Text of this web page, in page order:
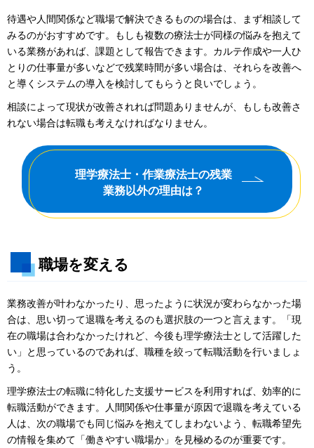
待遇や人間関係など職場で解決できるものの場合は、まず相談して
みるのがおすすめです。もしも複数の療法士が同様の悩みを抱えて
いる業務があれば、課題として報告できます。カルテ作成や一人ひ
とりの仕事量が多いなどで残業時間が多い場合は、それらを改善へ
と導くシステムの導入を検討してもらうと良いでしょう。
相談によって現状が改善されれば問題ありませんが、もしも改善さ
れない場合は転職も考えなければなりません。
理学療法士・作業療法士の残業
業務以外の理由は？
職場を変える
業務改善が叶わなかったり、思ったように状況が変わらなかった場
合は、思い切って退職を考えるのも選択肢の一つと言えます。「現
在の職場は合わなかったけれど、今後も理学療法士として活躍した
い」と思っているのであれば、職種を絞って転職活動を行いましょ
う。
理学療法士の転職に特化した支援サービスを利用すれば、効率的に
転職活動ができます。人間関係や仕事量が原因で退職を考えている
人は、次の職場でも同じ悩みを抱えてしまわないよう、転職希望先
の情報を集めて「働きやすい職場か」を見極めるのが重要です。